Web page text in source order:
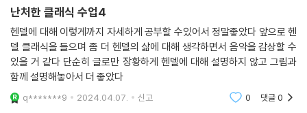
으키기까지 했다.
장르다. 오페라는 자본과 권력 없이는 만들 수 없는, 오늘날의 영화에 비견
할 만한 종합 예술이다. 춤추고 노래하며 다른 사람이 되고 싶어 하는 늘 존
재해왔던 인간 본능이 르네상스 시기 이탈리아에 와서 최첨단 기술과 최고
의 예술을 만나 꽃핀 결과였다. 젊은 시절 오페라의 가능성에 매료된 헨델
은 정치에 발을 담그고 동업자를 모아 회사를 차리는 등 다방면으로 수완
난처한 클래식 수업4
헨델에 대해 이렇게까지 자세하게 공부할 수있어서 정말좋았다 앞으로 헨
델 클래식을 들으며 좀 더 헨델의 삶에 대해 생각하면서 음악을 감상할 수
있을 거 같다 단순히 글로만 장황하게 헨델에 대해 설명하지 않고 그림과
함께 설명해놓아서 더 좋았다
q*******9 2024.04.07. 신고 0 댓글0